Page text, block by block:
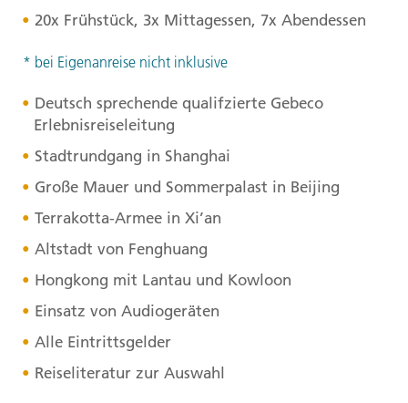
20x Frühstück, 3x Mittagessen, 7x Abendessen
* bei Eigenanreise nicht inklusive
Deutsch sprechende qualifzierte Gebeco
Erlebnisreiseleitung
Stadtrundgang in Shanghai
Große Mauer und Sommerpalast in Beijing
Terrakotta-Armee in Xi’an
Altstadt von Fenghuang
Hongkong mit Lantau und Kowloon
Einsatz von Audiogeräten
Alle Eintrittsgelder
Reiseliteratur zur Auswahl